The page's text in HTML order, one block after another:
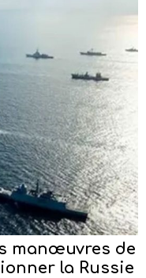
manœuvres de
la Russie